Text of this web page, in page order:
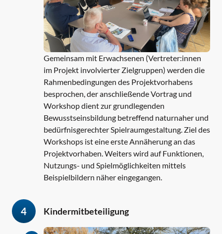
Gemeinsam mit Erwachsenen (Vertreter:innen
im Projekt involvierter Zielgruppen) werden die
Rahmenbedingungen des Projektvorhabens
besprochen, der anschließende Vortrag und
Workshop dient zur grundlegenden
Bewusstseinsbildung betreffend naturnaher und
bedürfnisgerechter Spielraumgestaltung. Ziel des
Workshops ist eine erste Annäherung an das
Projektvorhaben. Weiters wird auf Funktionen,
Nutzungs- und Spielmöglichkeiten mittels
Beispielbildern näher eingegangen.
4 Kindermitbeteiligung